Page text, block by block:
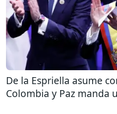
De la Espriella asume
Colombia y Paz manda